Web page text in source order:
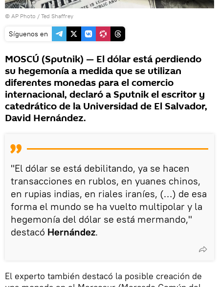
© AP Photo / Ted Shaffrey
Síguenos en
MOSCÚ (Sputnik) — El dólar está perdiendo
su hegemonía a medida que se utilizan
diferentes monedas para el comercio
internacional, declaró a Sputnik el escritor y
catedrático de la Universidad de El Salvador,
David Hernández.
"El dólar se está debilitando, ya se hacen
transacciones en rublos, en yuanes chinos,
en rupias indias, en riales iraníes, (…) de esa
forma el mundo se ha vuelto multipolar y la
hegemonía del dólar se está mermando,"
destacó Hernández.
El experto también destacó la posible creación de